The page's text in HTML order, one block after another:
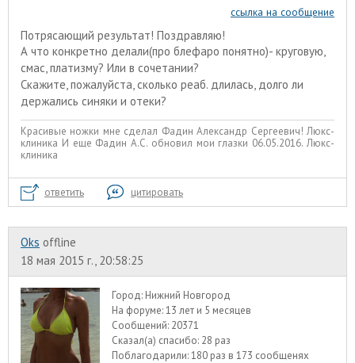
ссылка на сообщение
Потрясающий результат! Поздравляю!
А что конкретно делали(про блефаро понятно)- круговую,
смас, платизму? Или в сочетании?
Скажите, пожалуйста, сколько реаб. длилась, долго ли
держались синяки и отеки?
Красивые ножки мне сделал Фадин Александр Сергеевич! Люкс-
клиника И еще Фадин А.С. обновил мои глазки 06.05.2016. Люкс-
клиника
ответить цитировать
Oks offline
18 мая 2015 г., 20:58:25
Город: Нижний Новгород
На форуме:13 лет и 5 месяцев
Сообщений: 20371
Сказал(а) спасибо: 28 раз
Поблагодарили:180 раз в 173 сообщенях